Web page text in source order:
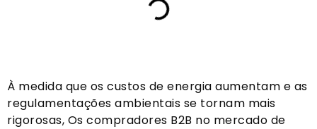
À medida que os custos de energia aumentam e as
regulamentações ambientais se tornam mais
rigorosas, Os compradores B2B no mercado de